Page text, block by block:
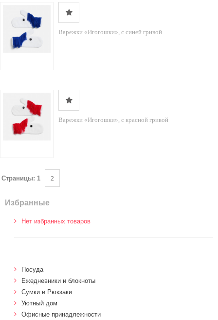
Варежки «Игогошки», с синей гривой
Варежки «Игогошки», с красной гривой
Страницы: 1 2
Избранные
Нет избранных товаров
Посуда
Ежедневники и блокноты
Сумки и Рюкзаки
Уютный дом
Офисные принадлежности